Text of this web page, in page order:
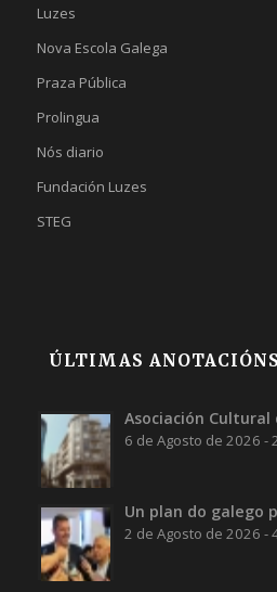
Luzes
Nova Escola Galega
Praza Pública
Prolingua
Nós diario
Fundación Luzes
STEG
ÚLTIMAS ANOTACIÓNS
Asociación Cultural
6 de Agosto de 2026 -
Un plan do galego
2 de Agosto de 2026 -